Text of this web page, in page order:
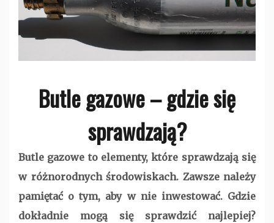
Butle gazowe – gdzie się
sprawdzają?
Butle gazowe to elementy, które sprawdzają się
w różnorodnych środowiskach. Zawsze należy
pamiętać o tym, aby w nie inwestować. Gdzie
dokładnie mogą się sprawdzić najlepiej?